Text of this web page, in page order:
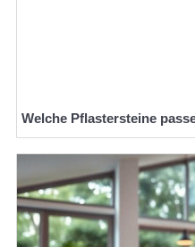
Welche Pflastersteine